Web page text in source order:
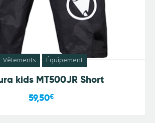
Vêtements Équipement
kids MT500JR Short
59,50€